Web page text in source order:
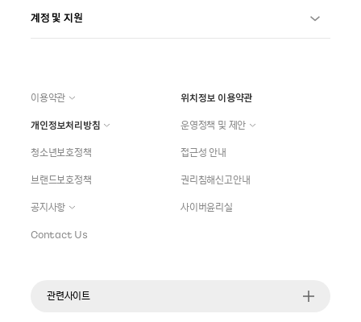
계정 및 지원
이용약관
위치정보 이용약관
개인정보처리방침
운영정책 및 제안
청소년보호정책
접근성 안내
브랜드보호정책
권리침해신고안내
공지사항
사이버윤리실
Contact Us
관련사이트